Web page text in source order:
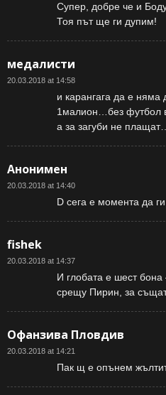
Супер, добре че и
Тоя път ще ги дупим!
медалисти
20.03.2018 at 14:58
и карангага да е няма
1малион…без футбол
а за загуби не
Анонимен
20.03.2018 at 14:40
D сега е момента да
fishek
20.03.2018 at 14:37
И глобата е шест
срещу Пирин, за
Офанзива Пловдив
20.03.2018 at 14:21
Пак щ е опънем